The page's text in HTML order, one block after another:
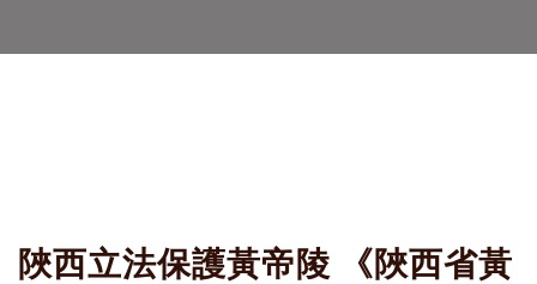
陜西立法保護黃帝陵 《陜西省黃